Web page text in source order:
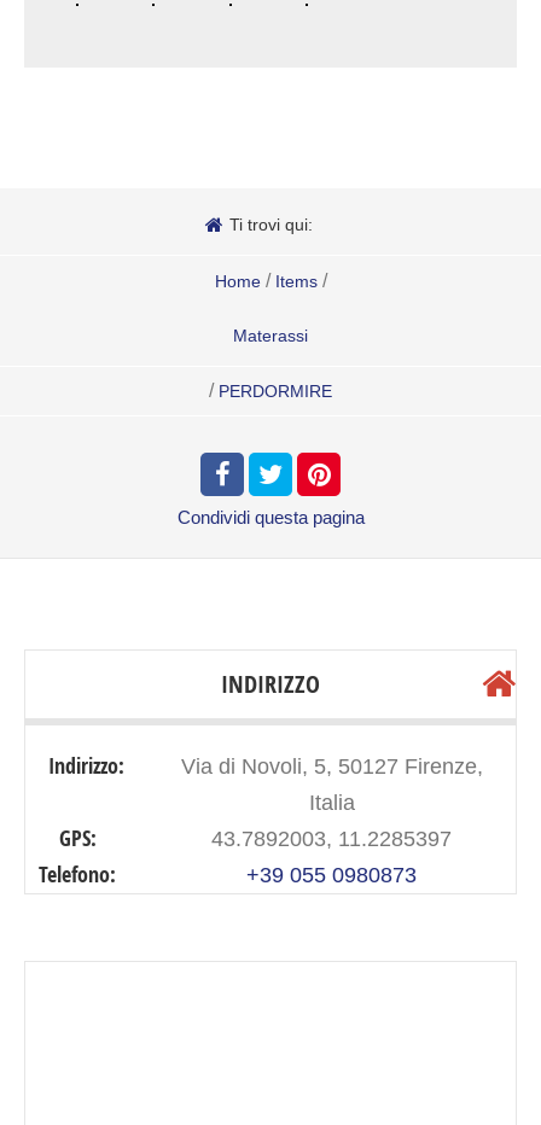
Ti trovi qui:
Home / Items /
Materassi
/ PERDORMIRE
Condividi questa pagina
INDIRIZZO
Indirizzo:
Via di Novoli, 5, 50127 Firenze,
Italia
GPS: 43.7892003, 11.2285397
Telefono: +39 055 0980873